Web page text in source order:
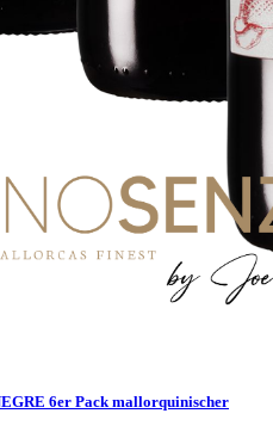
6er Pack mallorquinischer